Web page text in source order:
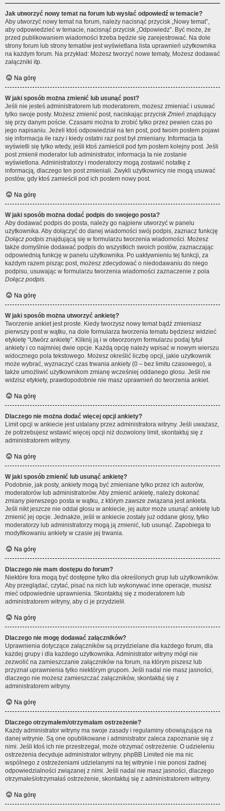
Jak utworzyć nowy temat na forum lub wysłać odpowiedź w temacie?
Aby utworzyć nowy temat na forum, należy nacisnąć przycisk „Nowy temat”,
aby odpowiedzieć w temacie, nacisnąć przycisk „Odpowiedz”. Być może, że
przed publikowaniem wiadomości trzeba będzie się zarejestrować. Na dole
strony forum lub strony tematów jest wyświetlana lista uprawnień użytkownika
na każdym forum. Na przykład: Możesz tworzyć nowe tematy, Możesz dodawać
załączniki itp.
Na górę
W jaki sposób można zmienić lub usunąć post?
Jeśli nie jesteś administratorem lub moderatorem, możesz zmieniać i usuwać
tylko swoje posty. Możesz zmienić post, naciskając przyciskZmień znajdujący
się przy danym poście. Czasami można to zrobić tylko przez pewien czas po
jego napisaniu. Jeżeli ktoś odpowiedział na ten post, pod twoim postem pojawi
się informacja ile razy i kiedy ostatni raz post był zmieniany. Informacja ta
wyświetli się tylko wtedy, jeśli ktoś zamieścił pod tym postem kolejny post. Jeśli
post zmienił moderator lub administrator, informacja ta nie zostanie
wyświetlona. Administratorzy i moderatorzy mogą zostawić notatkę z
informacją, dlaczego ten post zmieniali. Zwykli użytkownicy nie mogą usuwać
postów, gdy ktoś zamieścił pod ich postem nowy post.
Na górę
W jaki sposób można dodać podpis do swojego posta?
Aby dodawać podpis do posta, należy go najpierw utworzyć w panelu
użytkownika. Aby dołączyć do danej wiadomości swój podpis, zaznacz funkcję
Dołącz podpis znajdującą się w formularzu tworzenia wiadomości. Możesz
także domyślnie dodawać podpis do wszystkich swoich postów, zaznaczając
odpowiednią funkcję w panelu użytkownika. Po uaktywnieniu tej funkcji, za
każdym razem pisząc post, możesz zdecydować o niedodawaniu do niego
podpisu, usuwając w formularzu tworzenia wiadomości zaznaczenie z pola
Dołącz podpis.
Na górę
W jaki sposób można utworzyć ankietę?
Tworzenie ankiet jest proste. Kiedy tworzysz nowy temat bądź zmieniasz
pierwszy post w wątku, na dole formularza tworzenia tematu będziesz widzieć
etykietę “Utwórz ankietę”. Kliknij ją i w otworzonym formularzu podaj tytuł
ankiety i co najmniej dwie opcje. Każdą opcję należy wpisać w nowym wierszu
widocznego pola tekstowego. Możesz określić liczbę opcji, jakie użytkownik
może wybrać, wyznaczyć czas trwania ankiety (0 – bez limitu czasowego), a
także umożliwić użytkownikom zmianę wcześniej oddanego głosu. Jeśli nie
widzisz etykiety, prawdopodobnie nie masz uprawnień do tworzenia ankiet.
Na górę
Dlaczego nie można dodać więcej opcji ankiety?
Limit opcji w ankiecie jest ustalany przez administratora witryny. Jeśli uważasz,
że potrzebujesz wstawić więcej opcji niż dozwolony limit, skontaktuj się z
administratorem witryny.
Na górę
W jaki sposób zmienić lub usunąć ankietę?
Podobnie, jak posty, ankiety mogą być zmieniane tylko przez ich autorów,
moderatorów lub administratorów. Aby zmienić ankietę, należy dokonać
zmiany pierwszego posta w wątku, z którym zawsze związana jest ankieta.
Jeśli nikt jeszcze nie oddał głosu w ankiecie, jej autor może usunąć ankietę lub
zmienić jej opcje. Jednakże, jeśli w ankiecie zostały już oddane głosy, tylko
moderatorzy lub administratorzy mogą ją zmienić, lub usunąć. Zapobiega to
modyfikowaniu ankiety w czasie jej trwania.
Na górę
Dlaczego nie mam dostępu do forum?
Niektóre fora mogą być dostępne tylko dla określonych grup lub użytkowników.
Aby przeglądać, czytać, pisać na nich lub wykonywać inne operacje, musisz
mieć odpowiednie uprawnienia. Skontaktuj się z moderatorem lub
administratorem witryny, aby ci je przydzielił.
Na górę
Dlaczego nie mogę dodawać załączników?
Uprawnienia dotyczące załączników są przydzielane dla każdego forum, dla
każdej grupy i dla każdego użytkownika. Administrator witryny mógł nie
zezwolić na zamieszczanie załączników na forum, na którym piszesz lub
przyznał uprawnienia tylko niektórym grupom. Jeśli nadal nie masz jasności,
dlaczego nie możesz zamieszczać załączników, skontaktuj się z
administratorem witryny.
Na górę
Dlaczego otrzymałem/otrzymałam ostrzeżenie?
Każdy administrator witryny ma swoje zasady i regulaminy obowiązujące na
danej witrynie. Są one opublikowane i administrator zaleca zapoznanie się z
nimi. Jeśli ktoś ich nie przestrzegał, może otrzymać ostrzeżenie. O udzieleniu
ostrzeżenia decyduje administrator witryny. phpBB Limited nie ma nic
wspólnego z ostrzeżeniami udzielanymi na tej witrynie i nie ponosi żadnej
odpowiedzialności związanej z nimi. Jeśli nadal nie masz jasności, dlaczego
otrzymałeś/otrzymałaś ostrzeżenie, skontaktuj się z administratorem witryny.
Na górę